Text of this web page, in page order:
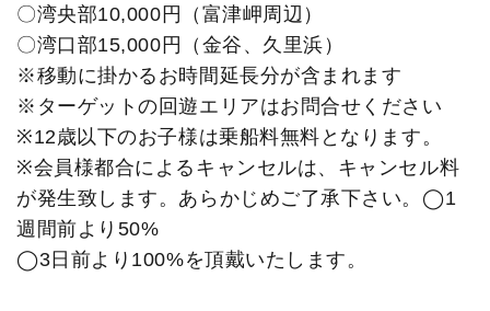
〇湾央部10,000円（富津岬周辺）
〇湾口部15,000円（金谷、久里浜）
※移動に掛かるお時間延長分が含まれます
※ターゲットの回遊エリアはお問合せください
※12歳以下のお子様は乗船料無料となります。
※会員様都合によるキャンセルは、キャンセル料
が発生致します。あらかじめご了承下さい。◯1
週間前より50%
◯3日前より100%を頂戴いたします。